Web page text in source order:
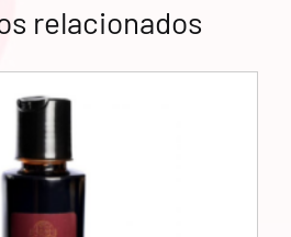
relacionados